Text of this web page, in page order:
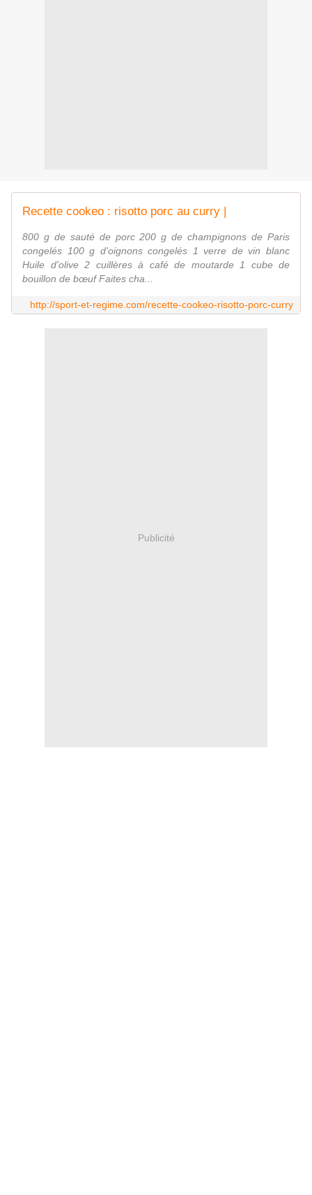
Recette cookeo : risotto porc au curry |
800 g de sauté de porc 200 g de champignons de Paris
congelés 100 g d'oignons congelés 1 verre de vin blanc
Huile d'olive 2 cuillères à café de moutarde 1 cube de
bouillon de bœuf Faites cha...
http://sport-et-regime.com/recette-cookeo-risotto-porc-curry
Publicité